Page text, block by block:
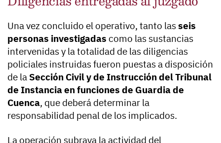
Una vez concluido el operativo, tanto lasseis
personas investigadas como las sustancias
intervenidas y la totalidad de las diligencias
policiales instruidas fueron puestas a disposición
de la Sección Civil y de Instrucción del Tribunal
de Instancia en funciones de Guardia de
Cuenca, que deberá determinar la
responsabilidad penal de los implicados.
La operación subraya la actividad del